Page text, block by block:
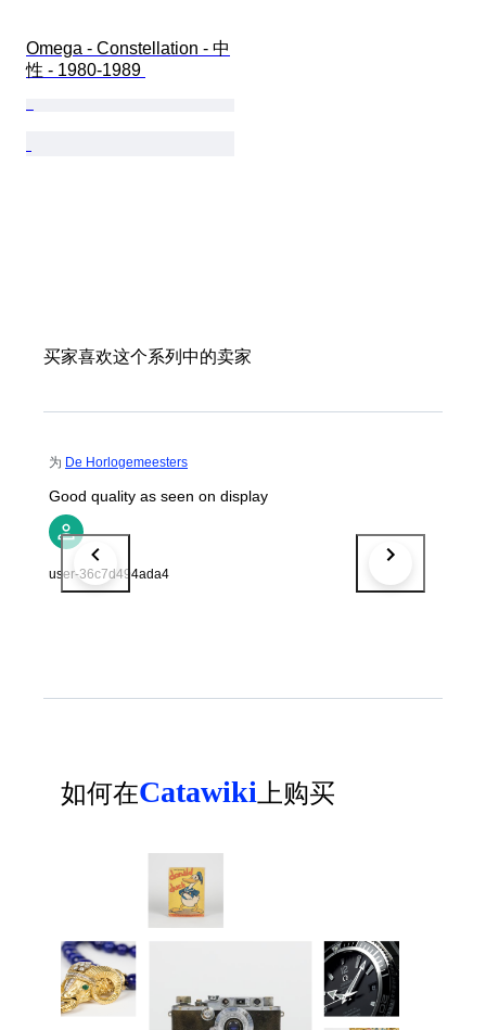
Omega - Constellation - 中
性 - 1980-1989
买家喜欢这个系列中的卖家
为 De Horlogemeesters
Good quality as seen on display
user-36c7d494ada4
如何在Catawiki 上购买